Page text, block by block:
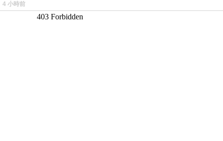
4 小時前